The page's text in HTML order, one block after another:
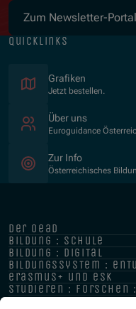
Zum Newsletter-Portal
quicklinks
Grafiken
Jetzt bestellen.
Über uns
Euroguidance
Zur Info
Österreichisches
der oead
bildung : schule
bildung : digital
bildungssystem :
erasmus+ und esk
studieren : forschen
hochschule :